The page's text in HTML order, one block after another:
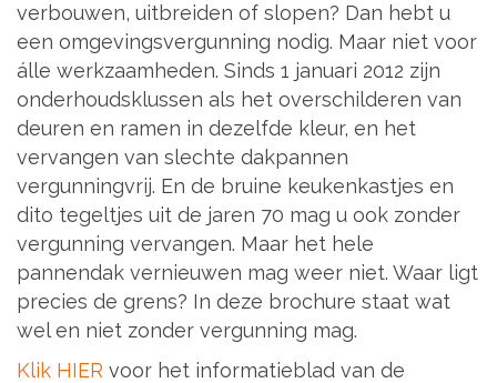
verbouwen, uitbreiden of slopen? Dan hebt u
een omgevingsvergunning nodig. Maar niet voor
álle werkzaamheden. Sinds 1 januari 2012 zijn
onderhoudsklussen als het overschilderen van
deuren en ramen in dezelfde kleur, en het
vervangen van slechte dakpannen
vergunningvrij. En de bruine keukenkastjes en
dito tegeltjes uit de jaren 70 mag u ook zonder
vergunning vervangen. Maar het hele
pannendak vernieuwen mag weer niet. Waar ligt
precies de grens? In deze brochure staat wat
wel en niet zonder vergunning mag.
Klik HIER voor het informatieblad van de